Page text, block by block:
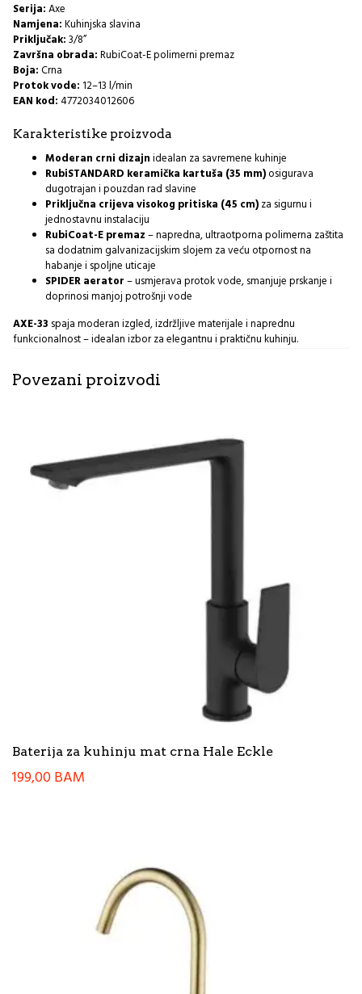
Serija:Axe
Namjena:Kuhinjska slavina
Priključak:3/8”
Završna obrada:RubiCoat-E polimerni premaz
Boja:Crna
Protok vode: 12–13 l/min
EAN kod:4772034012606
Karakteristike proizvoda
Moderan crni dizajnidealan za savremene kuhinje
RubiSTANDARD keramička kartuša (35 mm)osigurava
dugotrajan i pouzdan rad slavine
Priključna crijeva visokog pritiska (45 cm)za sigurnu i
jednostavnu instalaciju
RubiCoat-E premaz– napredna, ultraotporna polimerna zaštita
sa dodatnim galvanizacijskim slojem za veću otpornost na
habanje i spoljne uticaje
SPIDER aerator– usmjerava protok vode, smanjuje prskanje i
doprinosi manjoj potrošnji vode
AXE-33 spaja moderan izgled, izdržljive materijale i naprednu
funkcionalnost – idealan izbor za elegantnu i praktičnu kuhinju.
Povezani proizvodi
Baterija za kuhinju mat crna Hale Eckle
199,00BAM